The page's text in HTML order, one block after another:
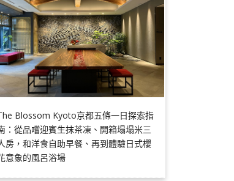
Blossom Kyoto京都五條一日探索指
：從品嚐迎賓生抹茶凍、開箱塌塌米三
房，和洋食自助早餐、再到體驗日式櫻
意象的風呂浴場